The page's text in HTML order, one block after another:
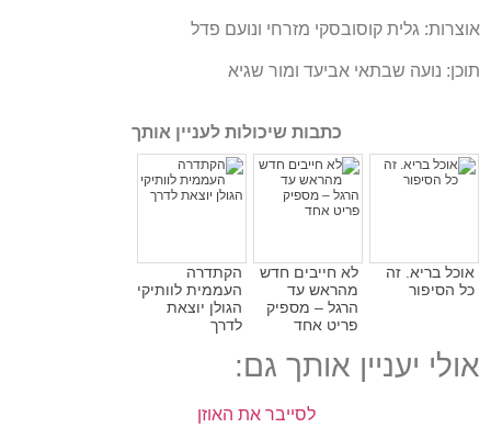
אוצרות: גלית קוסובסקי מזרחי ונועם פדל
תוכן: נועה שבתאי אביעד ומור שגיא
כתבות שיכולות לעניין אותך
אוכל בריא. זה
כל הסיפור
לא חייבים חדש
מהראש עד
הרגל – מספיק
פריט אחד
הקתדרה
העממית לוותיקי
הגולן יוצאת
לדרך
אולי יעניין אותך גם:
לסייבר את האוזן